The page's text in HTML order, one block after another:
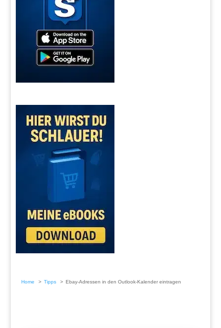
Home Tipps Ebay-Adressen in den Outlook-Kalender eintragen